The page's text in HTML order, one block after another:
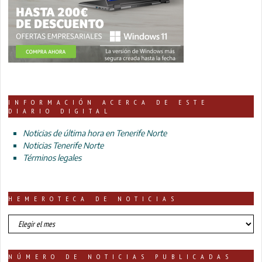
INFORMACIÓN ACERCA DE ESTE
DIARIO DIGITAL
Noticias de última hora en Tenerife Norte
Noticias Tenerife Norte
Términos legales
HEMEROTECA DE NOTICIAS
HEMEROTECA
DE
NÚMERO DE NOTICIAS PUBLICADAS